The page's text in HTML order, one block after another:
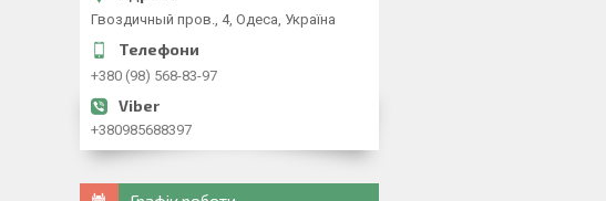
Гвоздичный пров., 4, Одеса, Україна
+380 (98) 568-83-97
+380985688397